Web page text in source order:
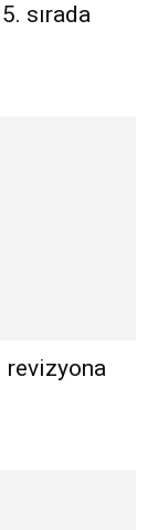
sırada
revizyona